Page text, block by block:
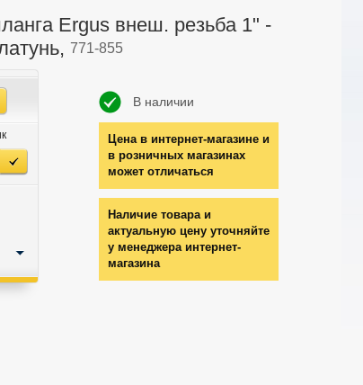
Ergus внеш. резьба 1" -
771-855
В наличии
Цена в интернет-магазине и
в розничных магазинах
может отличаться
Наличие товара и
актуальную цену уточняйте
у менеджера интернет-
магазина